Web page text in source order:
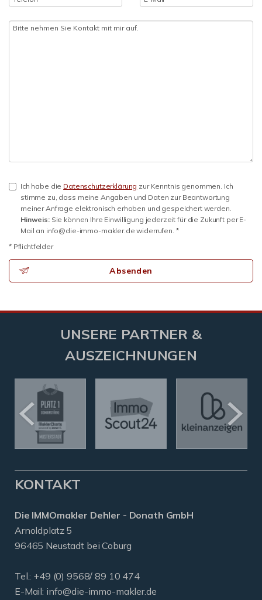
Ich habe die Datenschutzerklärung zur Kenntnis genommen. Ich
stimme zu, dass meine Angaben und Daten zur Beantwortung
meiner Anfrage elektronisch erhoben und gespeichert werden.
Hinweis:Sie können Ihre Einwilligung jederzeit für die Zukunft per E-
Mail an info@die-immo-makler.de widerrufen. *
* Pflichtfelder
Absenden
UNSERE PARTNER &
AUSZEICHNUNGEN
KONTAKT
Die IMMOmakler Dehler - Donath GmbH
Arnoldplatz 5
96465 Neustadt bei Coburg
Tel.: +49 (0) 9568/ 89 10 474
E-Mail: info@die-immo-makler.de